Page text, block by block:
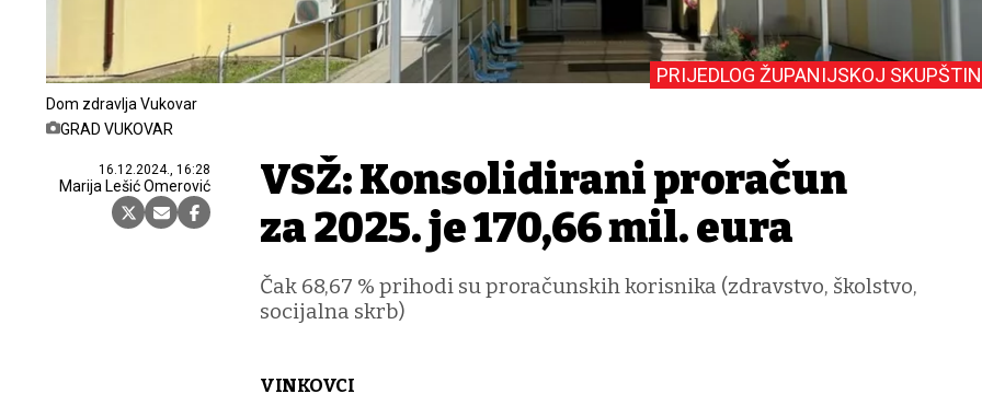
Dom zdravlja Vukovar
GRAD VUKOVAR
16.12.2024., 16:28
Marija Lešić Omerović
PRIJEDLOG ŽUPANIJSKOJ
VSŽ: Konsolidirani proračun
za 2025. je 170,66 mil. eura
Čak 68,67 % prihodi su proračunskih korisnika (zdravstvo, školstvo,
socijalna skrb)
VINKOVCI